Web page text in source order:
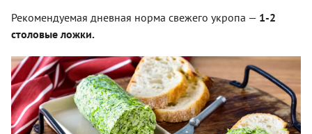
Рекомендуемая дневная норма свежего укропа — 1-2
столовые ложки.